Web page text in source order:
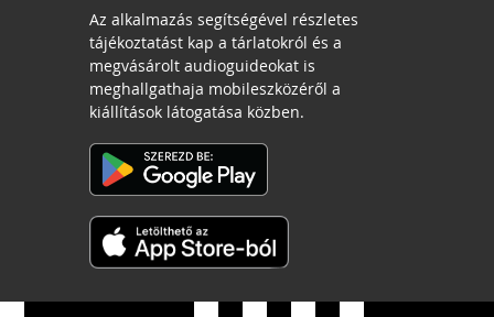
Az alkalmazás segítségével részletes
tájékoztatást kap a tárlatokról és a
megvásárolt audioguideokat is
meghallgathaja mobileszközéről a
kiállítások látogatása közben.